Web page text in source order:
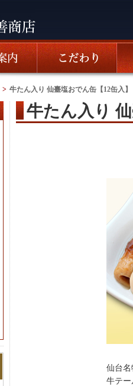
> 牛たん入り 仙臺塩おでん缶【12缶入】
牛たん入り
仙台名
牛テー